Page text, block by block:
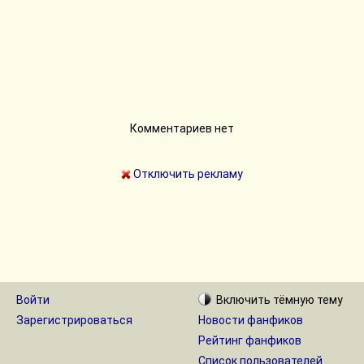
Комментариев нет
Отключить рекламу
Войти
Зарегистрироваться
Включить тёмную тему
Новости фанфиков
Рейтинг фанфиков
Список пользователей